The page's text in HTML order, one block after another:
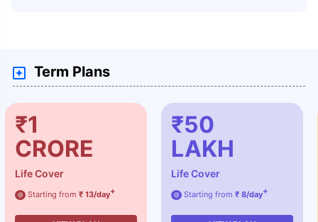
Term Plans
₹1
CRORE
Life Cover
@ Starting from ₹ 13/day+
₹50
LAKH
Life Cover
@ Starting from ₹ 8/day+